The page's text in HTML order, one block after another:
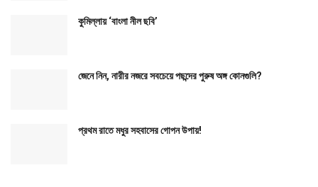
কুমিল্লায় ‘বাংলা নীল ছবি’
জেনে নিন, নারীর নজরে সবচেয়ে পছন্দের পুরুষ অঙ্গ কোনগুলি?
প্রথম রাতে মধুর সহবাসের গোপন উপায়!